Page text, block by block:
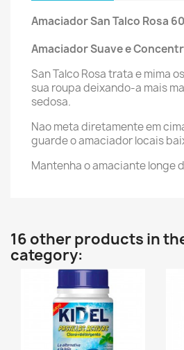
Amaciador San Talco Rosa
Amaciador Suave e
San Talco Rosa trata e mima
sua roupa deixando-a mais
sedosa.
Nao meta diretamente em
guarde o amaciador locais
Mantenha o amaciante longe
16 other products in
category: